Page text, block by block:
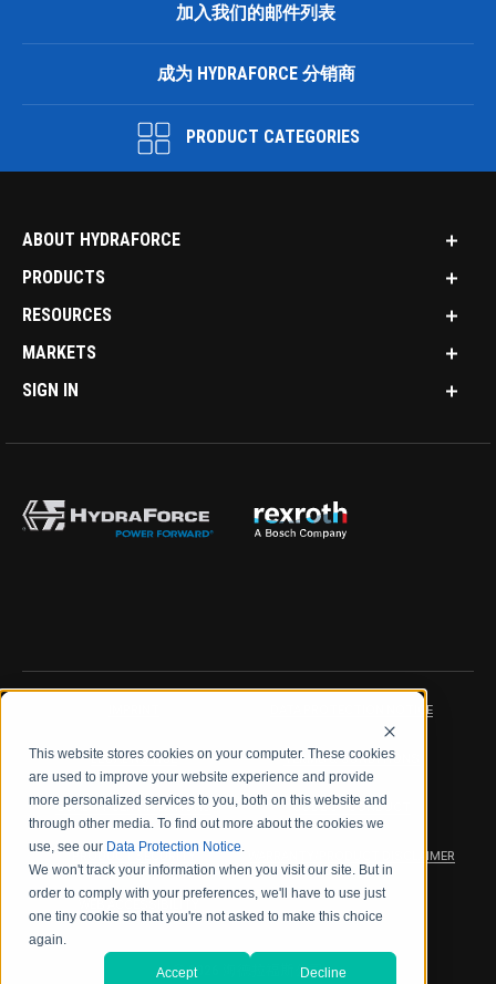
This website stores cookies on your computer. These cookies
are used to improve your website experience and provide
more personalized services to you, both on this website and
through other media. To find out more about the cookies we
use, see our Data Protection Notice.
We won't track your information when you visit our site. But in
order to comply with your preferences, we'll have to use just
one tiny cookie so that you're not asked to make this choice
again.
Accept Decline
加入我们的邮件列表
成为 HYDRAFORCE 分销商
PRODUCT CATEGORIES
ABOUT HYDRAFORCE
PRODUCTS
RESOURCES
MARKETS
SIGN IN
DATA PROTECTION NOTICE
LEGAL NOTICE TERMS & CONDITIONS
QUALITY CERTIFICATIONS CODE OF CONDUCT
PRODUCT SECURITY WARRANTY/PRODUCT DISCLAIMER
WEB ACCESSIBILITY
2026 海德拉福斯公司